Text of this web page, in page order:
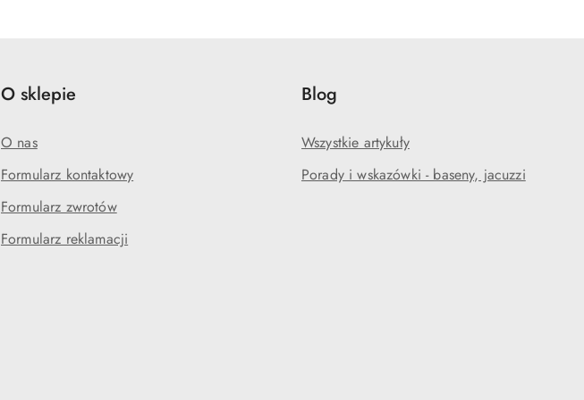
O sklepie
O nas
Formularz kontaktowy
Formularz zwrotów
Formularz reklamacji
Blog
Wszystkie artykuły
Porady i wskazówki - baseny, jacuzzi